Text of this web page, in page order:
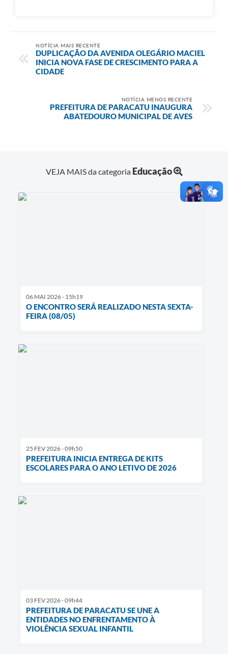
NOTÍCIA MAIS RECENTE
DUPLICAÇÃO DA AVENIDA OLEGÁRIO MACIEL
INICIA NOVA FASE DE CRESCIMENTO PARA A
CIDADE
NOTÍCIA MENOS RECENTE
PREFEITURA DE PARACATU INAUGURA
ABATEDOURO MUNICIPAL DE AVES
VEJA MAIS da categoria Educação
06 MAI 2026 - 15h19
O ENCONTRO SERÁ REALIZADO NESTA SEXTA-
FEIRA (08/05)
25 FEV 2026 - 09h50
PREFEITURA INICIA ENTREGA DE KITS
ESCOLARES PARA O ANO LETIVO DE 2026
03 FEV 2026 - 09h44
PREFEITURA DE PARACATU SE UNE A
ENTIDADES NO ENFRENTAMENTO À
VIOLÊNCIA SEXUAL INFANTIL